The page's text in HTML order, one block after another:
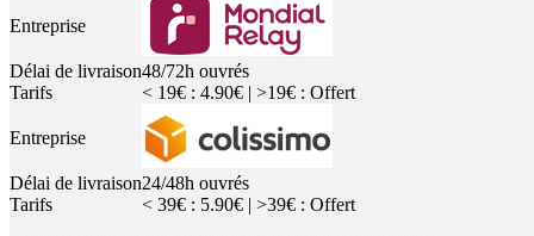
Entreprise
Délai de livraison48/72h ouvrés
Tarifs
< 19€ : 4.90€ | >19€ : Offert
Entreprise
Délai de livraison24/48h ouvrés
Tarifs
< 39€ : 5.90€ | >39€ : Offert